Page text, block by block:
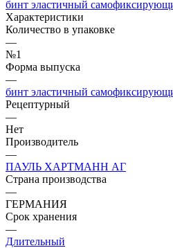
бинт эластичный
Характеристики
Количество в упаковке
—
№1
Форма выпуска
—
бинт эластичный
Рецептурный
—
Нет
Производитель
—
ПАУЛЬ ХАРТМАНН АГ
Страна производства
—
ГЕРМАНИЯ
Срок хранения
—
Длительный